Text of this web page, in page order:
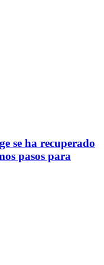
se ha recuperado
pasos para